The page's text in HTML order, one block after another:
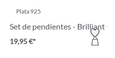
Plata 925
Set de pendientes - Brilliant
19,95 €*